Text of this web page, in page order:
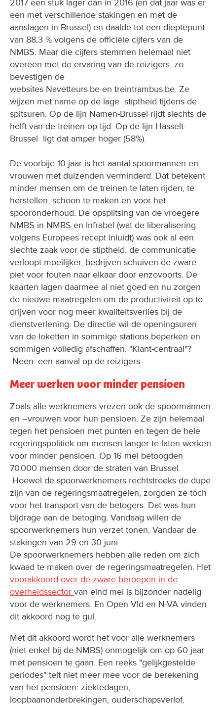
2017 een stuk lager dan in 2016 (en dat jaar was er
een met verschillende stakingen en met de
aanslagen in Brussel) en daalde tot een dieptepunt
van 88,3 % volgens de officiële cijfers van de
NMBS. Maar die cijfers stemmen helemaal niet
overeen met de ervaring van de reizigers, zo
bevestigen de
websites Navetteurs.be en treintrambus.be. Ze
wijzen met name op de lage stiptheid tijdens de
spitsuren. Op de lijn Namen-Brussel rijdt slechts de
helft van de treinen op tijd. Op de lijn Hasselt-
Brussel ligt dat amper hoger (58%).
De voorbije 10 jaar is het aantal spoormannen en –
vrouwen met duizenden verminderd. Dat betekent
minder mensen om de treinen te laten rijden, te
herstellen, schoon te maken en voor het
spooronderhoud. De opsplitsing van de vroegere
NMBS in NMBS en Infrabel (wat de liberalisering
volgens Europees recept inluidt) was ook al een
slechte zaak voor de stiptheid: de communicatie
verloopt moeilijker, bedrijven schuiven de zware
piet voor fouten naar elkaar door enzovoorts. De
kaarten lagen daarmee al niet goed en nu zorgen
de nieuwe maatregelen om de productiviteit op te
drijven voor nog meer kwaliteitsverlies bij de
dienstverlening. De directie wil de openingsuren
van de loketten in sommige stations beperken en
sommigen volledig afschaffen. "Klant-centraal"?
Neen. een aanval op de reizigers.
Meer werken voor minder pensioen
Zoals alle werknemers vrezen ook de spoormannen
en –vrouwen voor hun pensioen. Ze zijn helemaal
tegen het pensioen met punten en tegen de hele
regeringspolitiek om mensen langer te laten werken
voor minder pensioen. Op 16 mei betoogden
70.000 mensen door de straten van Brussel.
Hoewel de spoorwerknemers rechtstreeks de dupe
zijn van de regeringsmaatregelen, zorgden ze toch
voor het transport van de betogers. Dat was hun
bijdrage aan de betoging. Vandaag willen de
spoorwerknemers hun verzet tonen. Vandaar de
stakingen van 29 en 30 juni.
De spoorwerknemers hebben alle reden om zich
kwaad te maken over de regeringsmaatregelen. Het
voorakkoord over de zware beroepen in de
overheidssector van eind mei is bijzonder nadelig
voor de werknemers. En Open Vld en N-VA vinden
dit akkoord nog te gul.
Met dit akkoord wordt het voor alle werknemers
(niet enkel bij de NMBS) onmogelijk om op 60 jaar
met pensioen te gaan. Een reeks "gelijkgestelde
periodes" telt niet meer mee voor de berekening
van het pensioen: ziektedagen,
loopbaanonderbrekingen, ouderschapsverlof,